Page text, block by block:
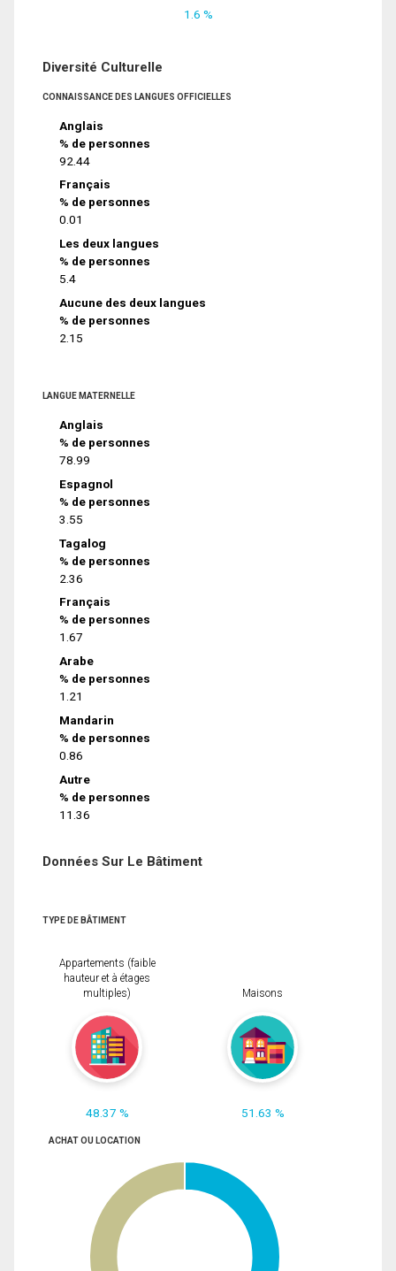
1.6 %
Diversité Culturelle
CONNAISSANCE DES LANGUES OFFICIELLES
Anglais
% de personnes
92.44
Français
% de personnes
0.01
Les deux langues
% de personnes
5.4
Aucune des deux langues
% de personnes
2.15
LANGUE MATERNELLE
Anglais
% de personnes
78.99
Espagnol
% de personnes
3.55
Tagalog
% de personnes
2.36
Français
% de personnes
1.67
Arabe
% de personnes
1.21
Mandarin
% de personnes
0.86
Autre
% de personnes
11.36
Données Sur Le Bâtiment
TYPE DE BÂTIMENT
Appartements (faible
hauteur et à étages
multiples)
48.37 %
Maisons
51.63 %
ACHAT OU LOCATION